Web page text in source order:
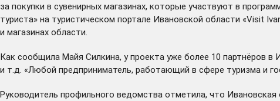
за покупки в сувенирных магазинах, которые участвуют в
туриста» на туристическом портале Ивановской области «Visit
и магазинах области.
Как сообщила Майя Силкина, у проекта уже более 10 партнёров в
и т.д. «Любой предприниматель, работающий в сфере туризма и
Руководитель профильного ведомства отметила, что